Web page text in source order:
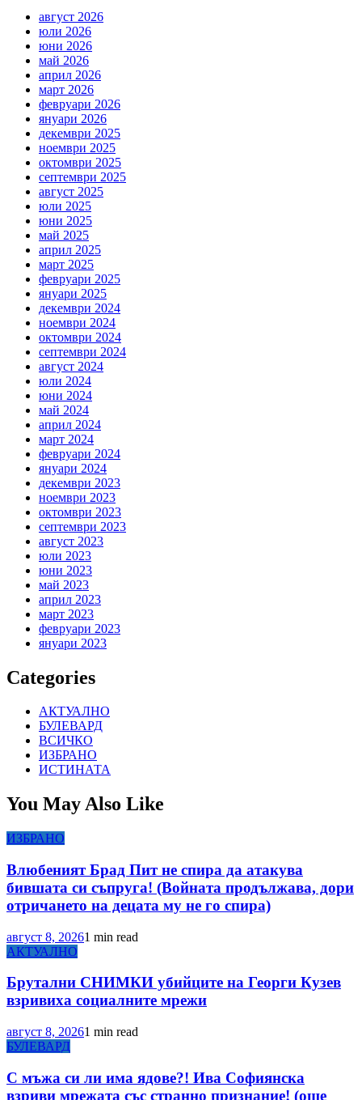
август 2026
юли 2026
юни 2026
май 2026
април 2026
март 2026
февруари 2026
януари 2026
декември 2025
ноември 2025
октомври 2025
септември 2025
август 2025
юли 2025
юни 2025
май 2025
април 2025
март 2025
февруари 2025
януари 2025
декември 2024
ноември 2024
октомври 2024
септември 2024
август 2024
юли 2024
юни 2024
май 2024
април 2024
март 2024
февруари 2024
януари 2024
декември 2023
ноември 2023
октомври 2023
септември 2023
август 2023
юли 2023
юни 2023
май 2023
април 2023
март 2023
февруари 2023
януари 2023
Categories
АКТУАЛНО
БУЛЕВАРД
ВСИЧКО
ИЗБРАНО
ИСТИНАТА
You May Also Like
ИЗБРАНО
Влюбеният Брад Пит не спира да атакува
бившата си съпруга! (Войната продължава, дори
отричането на децата му не го спира)
август 8, 20261 min read
АКТУАЛНО
Брутални СНИМКИ убийците на Георги Кузев
взривиха социалните мрежи
август 8, 20261 min read
БУЛЕВАРД
С мъжа си ли има ядове?! Ива Софиянска
взриви мрежата със странно признание! (още